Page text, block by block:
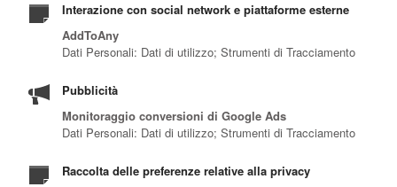
Interazione con social network e piattaforme esterne
AddToAny
Dati Personali: Dati di utilizzo; Strumenti di Tracciamento
Pubblicità
Monitoraggio conversioni di Google Ads
Dati Personali: Dati di utilizzo; Strumenti di Tracciamento
Raccolta delle preferenze relative alla privacy